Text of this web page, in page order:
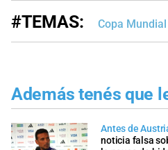
#TEMAS: Copa
Además tenés que
Antes de
noticia falsa